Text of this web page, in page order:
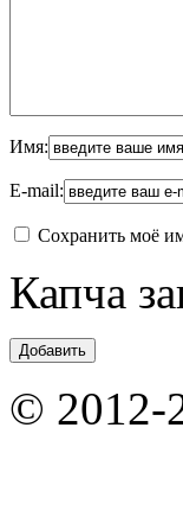
Имя:
E-mail:
Сохранить моё
Капча
© 2012-